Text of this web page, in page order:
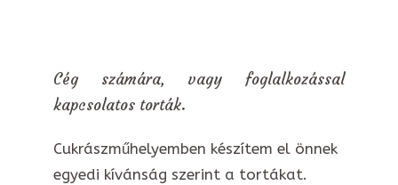
Cég számára, vagy foglalkozással
kapcsolatos torták.
Cukrászműhelyemben készítem el önnek
egyedi kívánság szerint a tortákat.